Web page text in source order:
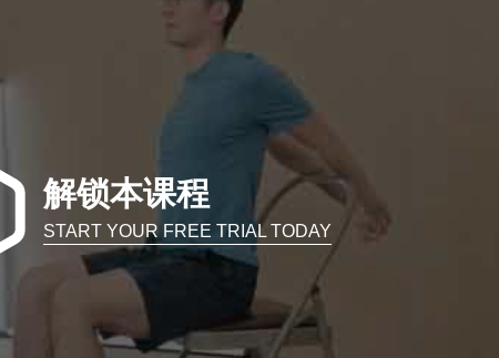
解锁本课程
START YOUR FREE TRIAL TODAY